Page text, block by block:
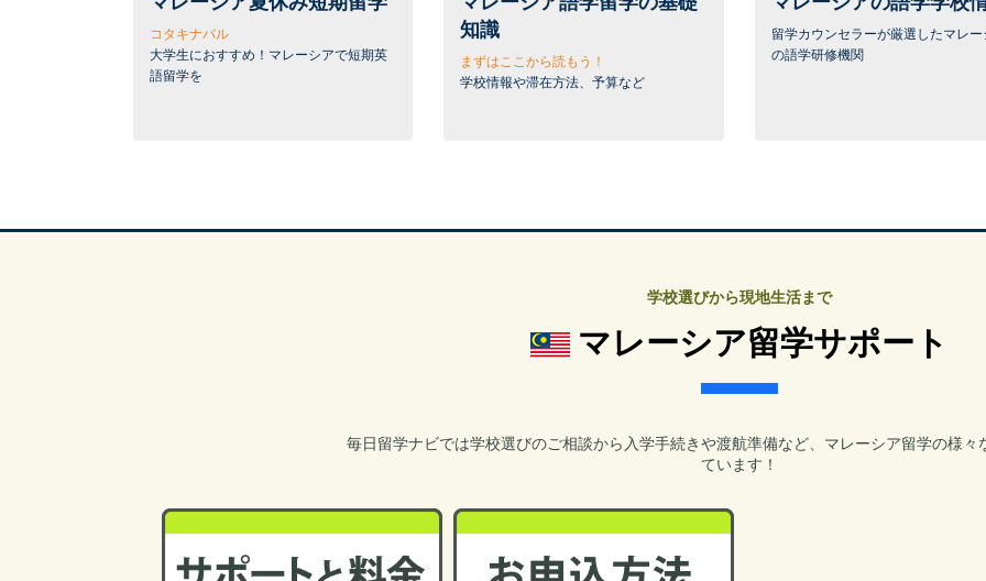
コタキナバル
大学生におすすめ！マレーシアで短期英
語留学を
知識
まずはここから読もう！
学校情報や滞在方法、予算など
留学カウンセラーが厳選したマレー
の語学研修機関
学校選びから現地生活まで
マレーシア留学サポート
毎日留学ナビでは学校選びのご相談から入学手続きや渡航準備など、マレーシア留学の様々
ています！